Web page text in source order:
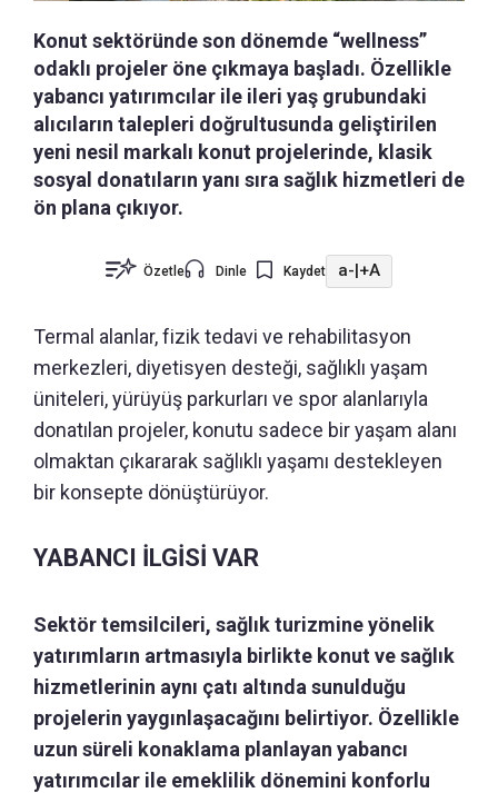
Konut sektöründe son dönemde “wellness”
odaklı projeler öne çıkmaya başladı. Özellikle
yabancı yatırımcılar ile ileri yaş grubundaki
alıcıların talepleri doğrultusunda geliştirilen
yeni nesil markalı konut projelerinde, klasik
sosyal donatıların yanı sıra sağlık hizmetleri de
ön plana çıkıyor.
Özetle Dinle Kaydet a- +A
Termal alanlar, fizik tedavi ve rehabilitasyon
merkezleri, diyetisyen desteği, sağlıklı yaşam
üniteleri, yürüyüş parkurları ve spor alanlarıyla
donatılan projeler, konutu sadece bir yaşam alanı
olmaktan çıkararak sağlıklı yaşamı destekleyen
bir konsepte dönüştürüyor.
YABANCI İLGİSİ VAR
Sektör temsilcileri, sağlık turizmine yönelik
yatırımların artmasıyla birlikte konut ve sağlık
hizmetlerinin aynı çatı altında sunulduğu
projelerin yaygınlaşacağını belirtiyor. Özellikle
uzun süreli konaklama planlayan yabancı
yatırımcılar ile emeklilik dönemini konforlu